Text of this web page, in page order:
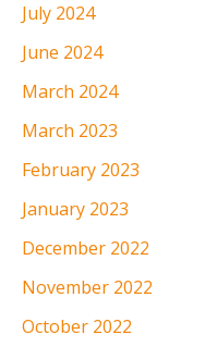
July 2024
June 2024
March 2024
March 2023
February 2023
January 2023
December 2022
November 2022
October 2022